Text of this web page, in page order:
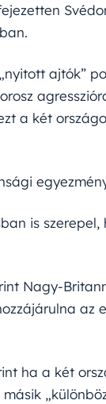
ajtók”
a két
is szerepel,
Nagy-
az
ha a két